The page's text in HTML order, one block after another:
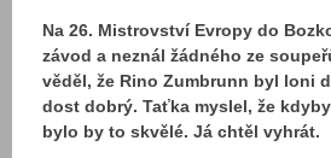
Na 26. Mistrovství Evropy do
závod a neznál žádného ze
věděl, že Rino Zumbrunn byl loni
dost dobrý. Taťka myslel, že
bylo by to skvělé. Já chtěl vyhrát.